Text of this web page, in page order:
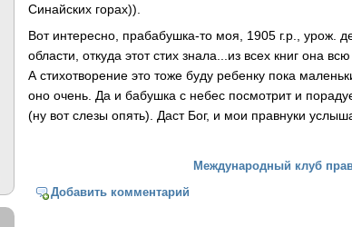
Синайских горах)).
Вот интересно, прабабушка-то моя, 1905 г.р., урож.
области, откуда этот стих знала...из всех книг она
А стихотворение это тоже буду ребенку пока
оно очень. Да и бабушка с небес посмотрит и
(ну вот слезы опять). Даст Бог, и мои правнуки
Международный клуб
Добавить комментарий